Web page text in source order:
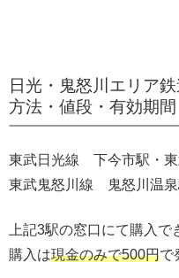
日光・鬼怒川エリア
方法・値段・有効期間
東武日光線 下今市駅・東
東武鬼怒川線 鬼怒川温泉
上記3駅の窓口にて購入で
購入は現金のみで500円で